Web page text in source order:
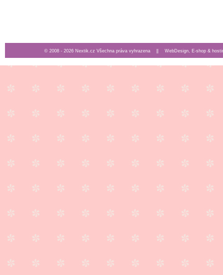
© 2008 - 2026 Nextik.cz Všechna práva vyhrazena || WebDesign, E-shop &